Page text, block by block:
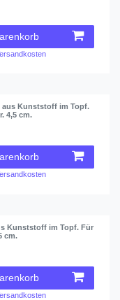
aus Kunststoff im Topf.
4,5 cm.
Kunststoff im Topf. Für
cm.